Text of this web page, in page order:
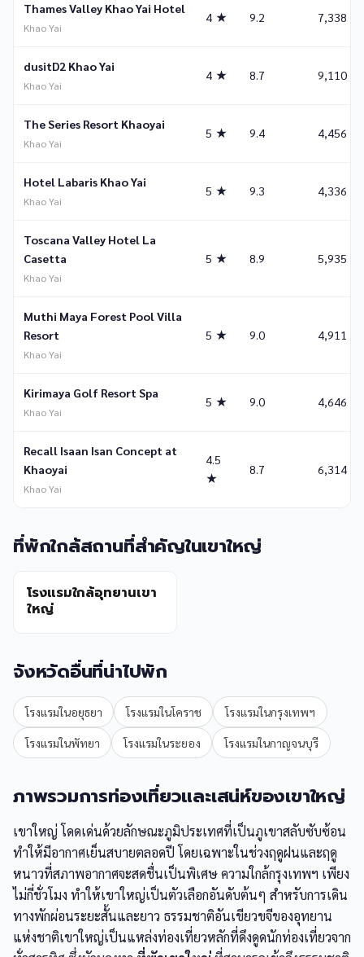
Thames Valley Khao Yai Hotel
Khao Yai
4 ★ 9.2 7,338
dusitD2 Khao Yai
Khao Yai
4 ★ 8.7 9,110
The Series Resort Khaoyai
Khao Yai
5 ★ 9.4 4,456
Hotel Labaris Khao Yai
Khao Yai
5 ★ 9.3 4,336
Toscana Valley Hotel La
Casetta
Khao Yai
5 ★ 8.9 5,935
Muthi Maya Forest Pool Villa
Resort
Khao Yai
5 ★ 9.0 4,911
Kirimaya Golf Resort Spa
Khao Yai
5 ★ 9.0 4,646
Recall Isaan Isan Concept at
Khaoyai
Khao Yai
4.5
★
8.7 6,314
ที่พักใกล้สถานที่สำคัญในเขาใหญ่
โรงแรมใกล้อุทยานเขา
ใหญ่
จังหวัดอื่นที่น่าไปพัก
โรงแรมในอยุธยา โรงแรมในโคราช โรงแรมในกรุงเทพฯ
โรงแรมในพัทยา โรงแรมในระยอง โรงแรมในกาญจนบุรี
ภาพรวมการท่องเที่ยวและเสน่ห์ของเขาใหญ่
เขาใหญ่ โดดเด่นด้วยลักษณะภูมิประเทศที่เป็นภูเขาสลับซับซ้อน
ทำให้มีอากาศเย็นสบายตลอดปี โดยเฉพาะในช่วงฤดูฝนและฤดู
หนาวที่สภาพอากาศจะสดชื่นเป็นพิเศษ ความใกล้กรุงเทพฯ เพียง
ไม่กี่ชั่วโมง ทำให้เขาใหญ่เป็นตัวเลือกอันดับต้นๆ สำหรับการเดิน
ทางพักผ่อนระยะสั้นและยาว ธรรมชาติอันเขียวขจีของอุทยาน
แห่งชาติเขาใหญ่เป็นแหล่งท่องเที่ยวหลักที่ดึงดูดนักท่องเที่ยวจาก